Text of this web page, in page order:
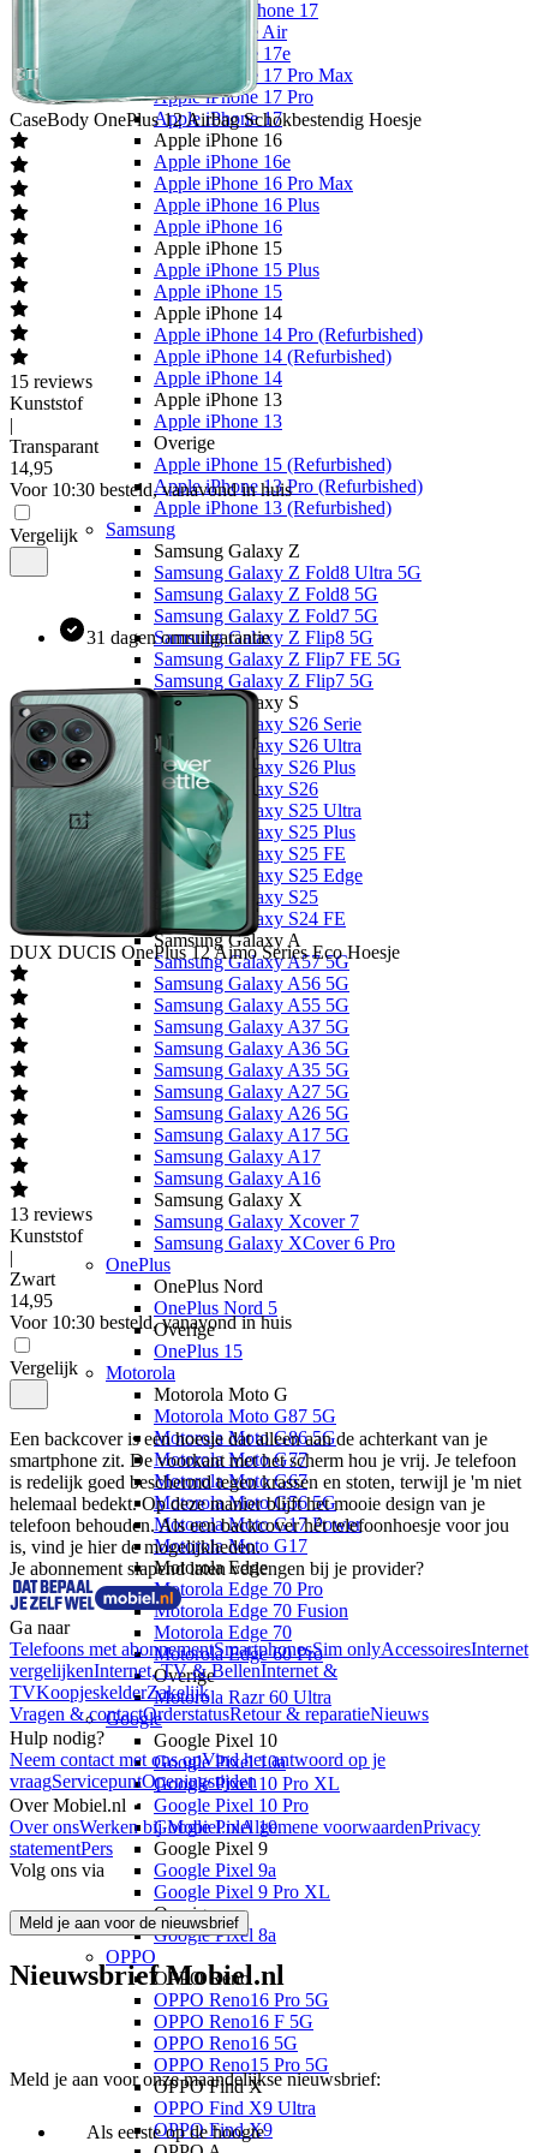
Alle Apple iPhone 17
Apple iPhone Air
Apple iPhone 17e
Apple iPhone 17 Pro Max
Apple iPhone 17 Pro
Apple iPhone 17
Apple iPhone 16
Apple iPhone 16e
Apple iPhone 16 Pro Max
Apple iPhone 16 Plus
Apple iPhone 16
Apple iPhone 15
Apple iPhone 15 Plus
Apple iPhone 15
Apple iPhone 14
Apple iPhone 14 Pro (Refurbished)
Apple iPhone 14 (Refurbished)
Apple iPhone 14
Apple iPhone 13
Apple iPhone 13
Overige
Apple iPhone 15 (Refurbished)
Apple iPhone 13 Pro (Refurbished)
Apple iPhone 13 (Refurbished)
Samsung
Samsung Galaxy Z
Samsung Galaxy Z Fold8 Ultra 5G
Samsung Galaxy Z Fold8 5G
Samsung Galaxy Z Fold7 5G
Samsung Galaxy Z Flip8 5G
Samsung Galaxy Z Flip7 FE 5G
Samsung Galaxy Z Flip7 5G
Samsung Galaxy S
Samsung Galaxy S26 Serie
Samsung Galaxy S26 Ultra
Samsung Galaxy S26 Plus
Samsung Galaxy S26
Samsung Galaxy S25 Ultra
Samsung Galaxy S25 Plus
Samsung Galaxy S25 FE
Samsung Galaxy S25 Edge
Samsung Galaxy S25
Samsung Galaxy S24 FE
Samsung Galaxy A
Samsung Galaxy A57 5G
Samsung Galaxy A56 5G
Samsung Galaxy A55 5G
Samsung Galaxy A37 5G
Samsung Galaxy A36 5G
Samsung Galaxy A35 5G
Samsung Galaxy A27 5G
Samsung Galaxy A26 5G
Samsung Galaxy A17 5G
Samsung Galaxy A17
Samsung Galaxy A16
Samsung Galaxy X
Samsung Galaxy Xcover 7
Samsung Galaxy XCover 6 Pro
OnePlus
OnePlus Nord
OnePlus Nord 5
Overige
OnePlus 15
Motorola
Motorola Moto G
Motorola Moto G87 5G
Motorola Moto G86 5G
Motorola Moto G77
Motorola Moto G67
Motorola Moto G56 5G
Motorola Moto G17 Power
Motorola Moto G17
Motorola Edge
Motorola Edge 70 Pro
Motorola Edge 70 Fusion
Motorola Edge 70
Motorola Edge 60 Pro
Overige
Motorola Razr 60 Ultra
Google
Google Pixel 10
Google Pixel 10a
Google Pixel 10 Pro XL
Google Pixel 10 Pro
Google Pixel 10
Google Pixel 9
Google Pixel 9a
Google Pixel 9 Pro XL
Overige
Google Pixel 8a
OPPO
OPPO Reno
OPPO Reno16 Pro 5G
OPPO Reno16 F 5G
OPPO Reno16 5G
OPPO Reno15 Pro 5G
OPPO Find X
OPPO Find X9 Ultra
OPPO Find X9
CaseBody OnePlus 12 Airbag Schokbestendig Hoesje
15 reviews
Kunststof
|
Transparant
14,95
Voor 10:30 besteld, vanavond in huis
Vergelijk
31 dagen omruilgarantie
DUX DUCIS OnePlus 12 Aimo Series Eco Hoesje
13 reviews
Kunststof
|
Zwart
14,95
Voor 10:30 besteld, vanavond in huis
Vergelijk
Een backcover is een hoesje dat alleen aan de achterkant van je
smartphone zit. De voorkant met het scherm hou je vrij. Je telefoon
is redelijk goed beschermd tegen krassen en stoten, terwijl je 'm niet
helemaal bedekt. Op deze manier blijft het mooie design van je
telefoon behouden. Als een backcover hét telefoonhoesje voor jou
is, vind je hier de mogelijkheden.
Je abonnement slapend laten verlengen bij je provider?
Ga naar
Telefoons met abonnementSmartphonesSim onlyAccessoiresInternet
vergelijkenInternet, TV & BellenInternet &
TVKoopjeskelderZakelijk
Vragen & contactOrderstatusRetour & reparatieNieuws
Hulp nodig?
Neem contact met ons opVind het antwoord op je
vraagServicepuntOpeningstijden
Over Mobiel.nl
Over onsWerken bij Mobiel.nlAlgemene voorwaardenPrivacy
statementPers
Volg ons via
Meld je aan voor de nieuwsbrief
Nieuwsbrief Mobiel.nl
Meld je aan voor onze maandelijkse nieuwsbrief:
Als eerste op de hoogte